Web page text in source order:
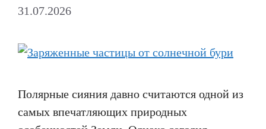
31.07.2026
Полярные сияния давно считаются одной из
самых впечатляющих природных